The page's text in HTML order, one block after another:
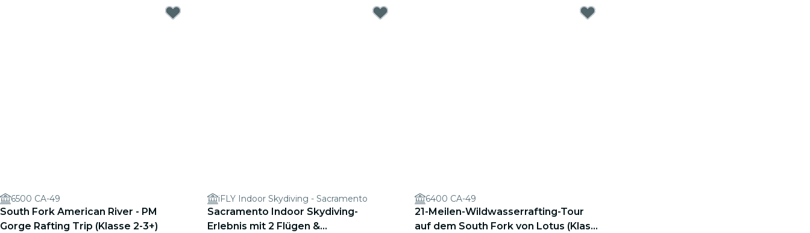
6500 CA-49
South Fork American River - PM
Gorge Rafting Trip (Klasse 2-3+)
iFLY Indoor Skydiving - Sacramento
Sacramento Indoor Skydiving-
Erlebnis mit 2 Flügen &
6400 CA-49
21-Meilen-Wildwasserrafting-Tour
auf dem South Fork von Lotus (Klasse